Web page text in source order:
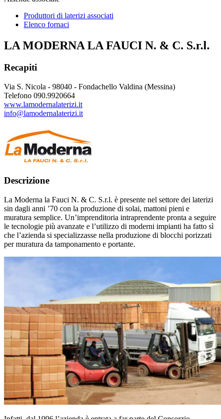
Produttori di laterizi associati
Elenco fornaci
LA MODERNA LA FAUCI N. & C. S.r.l.
Recapiti
Via S. Nicola - 98040 - Fondachello Valdina (Messina)
Telefono 090.9920664
www.lamodernalaterizi.it
info@lamodernalaterizi.it
Descrizione
La Moderna la Fauci N. & C. S.r.l. è presente nel settore dei laterizi
sin dagli anni ’70 con la produzione di solai, mattoni pieni e
muratura semplice. Un’imprenditoria intraprendente pronta a seguire
le tecnologie più avanzate e l’utilizzo di moderni impianti ha fatto sì
che l’azienda si specializzasse nella produzione di blocchi porizzati
per muratura da tamponamento e portante.